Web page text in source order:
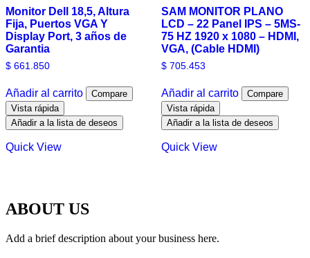
Monitor Dell 18,5, Altura
Fija, Puertos VGA Y
Display Port, 3 años de
Garantia
$ 661.850
Añadir al carrito
Compare
Vista rápida
Añadir a la lista de deseos
Quick View
SAM MONITOR PLANO
LCD – 22 Panel IPS – 5MS-
75 HZ 1920 x 1080 – HDMI,
VGA, (Cable HDMI)
$705.453
Añadir al carrito
Compare
Vista rápida
Añadir a la lista de deseos
Quick View
ABOUT US
Add a brief description about your business here.